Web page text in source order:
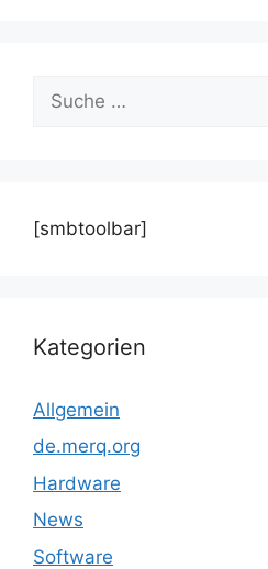
nach:
[smbtoolbar]
Kategorien
Allgemein
de.merq.org
Hardware
News
Software